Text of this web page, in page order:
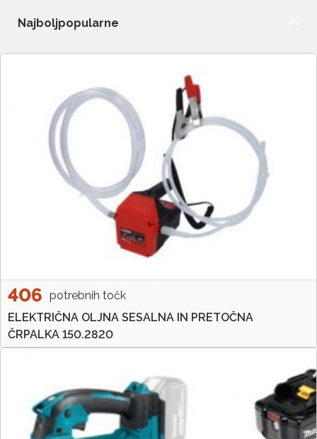
406 potrebnih točk
ELEKTRIČNA OLJNA SESALNA IN PRETOČNA
ČRPALKA 150.2820